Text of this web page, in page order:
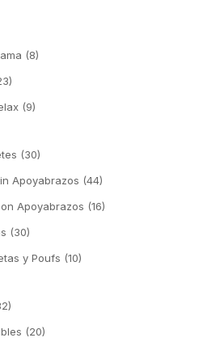
(8)
(9)
(30)
Apoyabrazos (44)
Apoyabrazos (16)
(30)
y Poufs (10)
(20)